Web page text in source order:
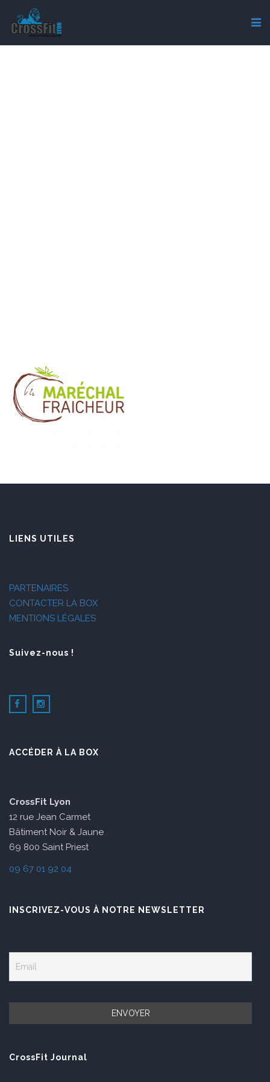
LIENS UTILES
PARTENAIRES
CONTACTER LA BOX
MENTIONS LÉGALES
Suivez-nous !
ACCÉDER À LA BOX
CrossFit Lyon
12 rue Jean Carmet
Bâtiment Noir & Jaune
69 800 Saint Priest
09 67 01 92 04
INSCRIVEZ-VOUS À NOTRE NEWSLETTER
CrossFit Journal